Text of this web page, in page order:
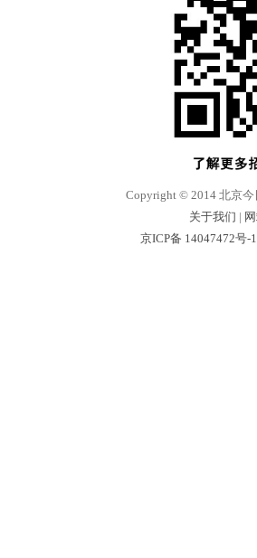
Copyright © 2014 北京今
关于我们 |
京ICP备 14047472号-